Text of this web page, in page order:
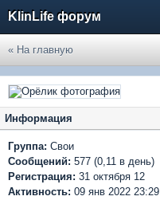
KlinLife форум
« На главную
Информация
Группа: Свои
Сообщений: 577 (0,11 в день)
Регистрация: 31 октября 12
Активность: 09 янв 2022 23:29